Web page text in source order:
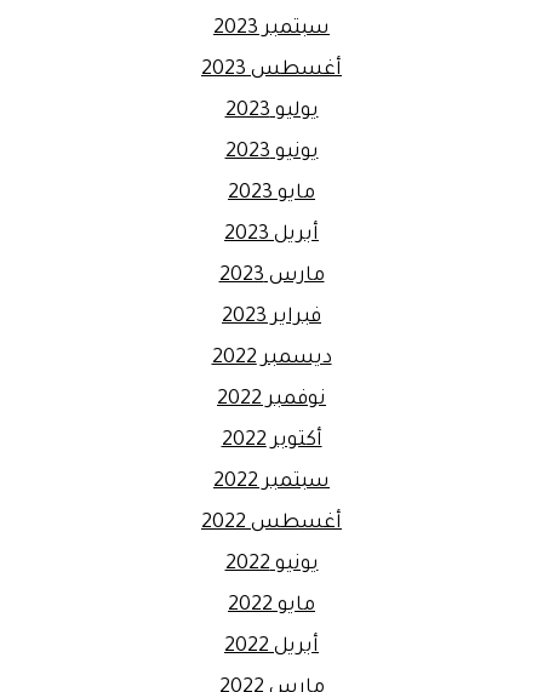
سبتمبر 2023
أغسطس 2023
يوليو 2023
يونيو 2023
مايو 2023
أبريل 2023
مارس 2023
فبراير 2023
ديسمبر 2022
نوفمبر 2022
أكتوبر 2022
سبتمبر 2022
أغسطس 2022
يونيو 2022
مايو 2022
أبريل 2022